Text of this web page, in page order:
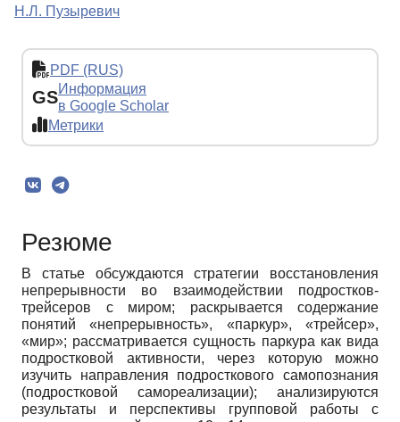
Н.Л. Пузыревич
PDF (RUS)
GSИнформация
в Google Scholar
Метрики
Резюме
В статье обсуждаются стратегии восстановления
непрерывности во взаимодействии подростков-
трейсеров с миром; раскрывается содержание
понятий «непрерывность», «паркур», «трейсер»,
«мир»; рассматривается сущность паркура как вида
подростковой активности, через которую можно
изучить направления подросткового самопознания
(подростковой самореализации); анализируются
результаты и перспективы групповой работы с